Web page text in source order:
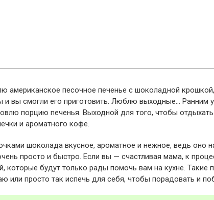
американское песочное печенье с шоколадной
и вы смогли его приготовить. Люблю выходные… Ранним
порцию печенья. Выходной для того, чтобы
и ароматного кофе.
шоколада вкусное, ароматное и нежное, ведь оно
просто и быстро. Если вы — счастливая мама, к
которые будут только рады помочь вам на кухне.
или просто так испечь для себя, чтобы порадовать и